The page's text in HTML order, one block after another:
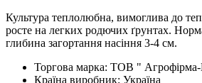
Культура теплолюбна, вимоглива до
росте на легких родючих ґрунтах.
глибина загортання насіння 3-4 см.
Торгова марка: ТОВ " Агрофірма-
Країна виробник: Україна